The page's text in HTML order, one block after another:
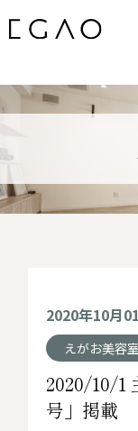
2020年10月
えがお美容室
2020/10/1
号」掲載